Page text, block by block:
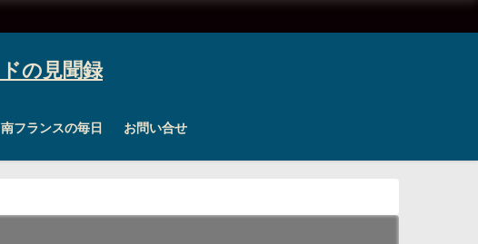
南フランスの毎日 お問い合せ